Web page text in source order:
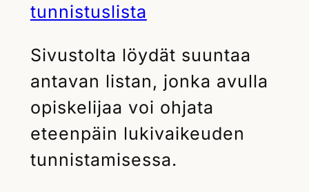
tunnistuslista
Sivustolta löydät suuntaa
antavan listan, jonka avulla
opiskelijaa voi ohjata
eteenpäin lukivaikeuden
tunnistamisessa.